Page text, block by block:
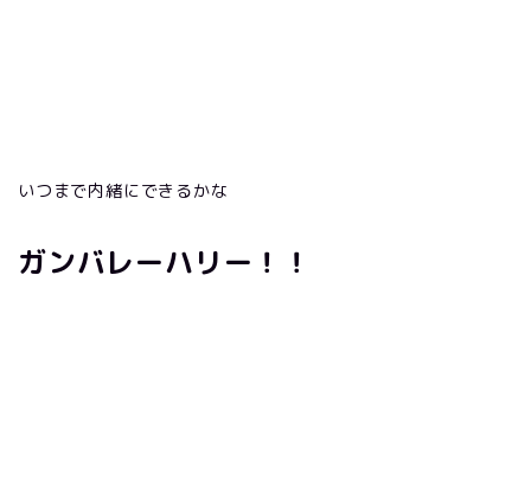
いつまで内緒にできるかな
ガンバレーハリー！！